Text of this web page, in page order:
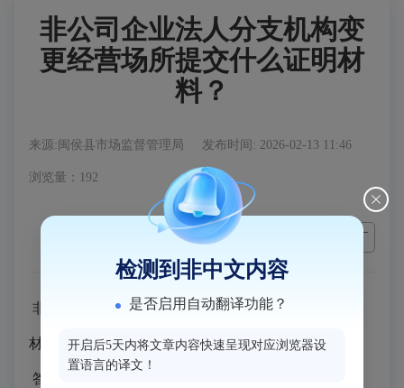
非公司企业法人分支机构变
更经营场所提交什么证明材
料？
来源:闽侯县市场监督管理局 发布时间: 2026-02-13 11:46
浏览量：192
非公司企业法人分支机构变更经营场所提交什么证明
材料？
答：
检测到非中文内容
是否启用自动翻译功能？
开启后5天内将文章内容快速呈现对应浏览器设
置语言的译文！